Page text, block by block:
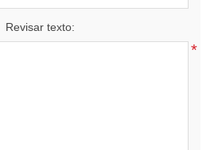
Revisar texto:
*